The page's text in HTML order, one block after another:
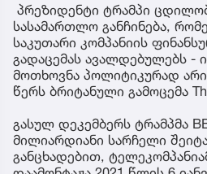
პრეზიდენტი ტრამპი
სასამართლო განჩინება,
საკუთარი კომპანიის
გადაცემას ავალდებულებს -
მოთხოვნა პოლიტიკურად
წერს ბრიტანული გამოცემა
გასულ დეკემბერს ტრამპმა
მილიარდიანი სარჩელი
განცხადებით,